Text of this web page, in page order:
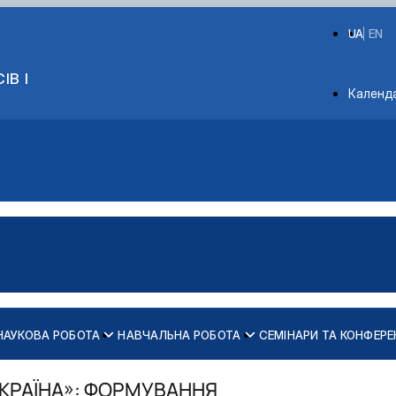
І
EN
UA
виробництва
РОБОТА НАВЧАЛЬНА РОБОТА СЕМІНАРИ ТА
ФОРМУВАННЯ